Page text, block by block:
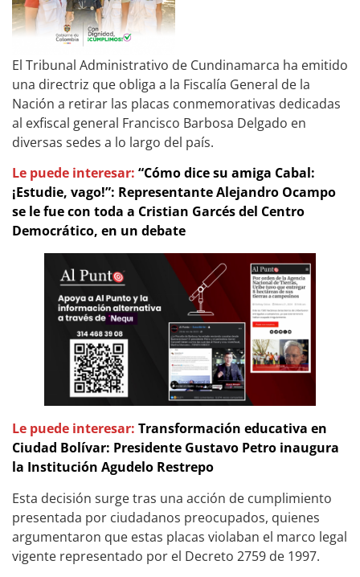
El Tribunal Administrativo de Cundinamarca ha emitido
una directriz que obliga a la Fiscalía General de la
Nación a retirar las placas conmemorativas dedicadas
al exfiscal general Francisco Barbosa Delgado en
diversas sedes a lo largo del país.
Le puede interesar: “Cómo dice su amiga Cabal:
¡Estudie, vago!”: Representante Alejandro Ocampo
se le fue con toda a Cristian Garcés del Centro
Democrático, en un debate
Le puede interesar: Transformación educativa en
Ciudad Bolívar: Presidente Gustavo Petro inaugura
la Institución Agudelo Restrepo
Esta decisión surge tras una acción de cumplimiento
presentada por ciudadanos preocupados, quienes
argumentaron que estas placas violaban el marco legal
vigente representado por el Decreto 2759 de 1997.